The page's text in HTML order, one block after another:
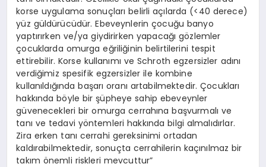
korse uygulama sonuçları belirli açılarda (<40 derece)
yüz güldürücüdür. Ebeveynlerin çocuğu banyo
yaptırırken ve/ya giydirirken yapacağı gözlemler
çocuklarda omurga eğriliğinin belirtilerini tespit
ettirebilir. Korse kullanımı ve Schroth egzersizler adını
verdiğimiz spesifik egzersizler ile kombine
kullanıldığında başarı oranı artabilmektedir. Çocukları
hakkında böyle bir şüpheye sahip ebeveynler
güvenecekleri bir omurga cerrahına başvurmalı ve
tanı ve tedavi yöntemleri hakkında bilgi almalıdırlar.
Zira erken tanı cerrahi gereksinimi ortadan
kaldırabilmektedir, sonuçta cerrahilerin kaçınılmaz bir
takım önemli riskleri mevcuttur”